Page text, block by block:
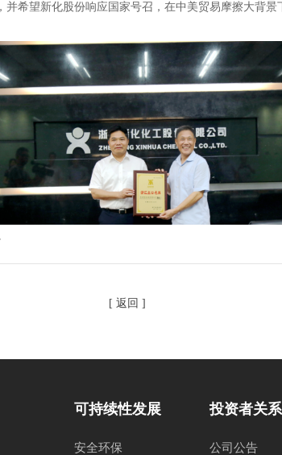
望新化股份响应国家号召，在中美贸易摩擦大背景
匾。
[ 返回 ]
可持续性发展
安全环保
投资者关系
公司公告